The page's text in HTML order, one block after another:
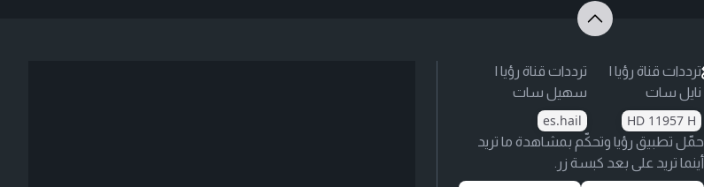
ترددات قناة رؤيا |
نايل سات
HD 11957 H
ترددات قناة رؤيا |
سهيل سات
es.hail
حمّل تطبيق رؤيا وتحكّم بمشاهدة ما تريد
أينما تريد على بعد كبسة زر.